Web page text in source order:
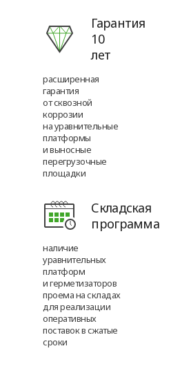
Гарантия
10
лет
расширенная
гарантия
от сквозной
коррозии
на уравнительные
платформы
и выносные
перегрузочные
площадки
Складская
программа
наличие
уравнительных
платформ
и герметизаторов
проема на складах
для реализации
оперативных
поставок в сжатые
сроки